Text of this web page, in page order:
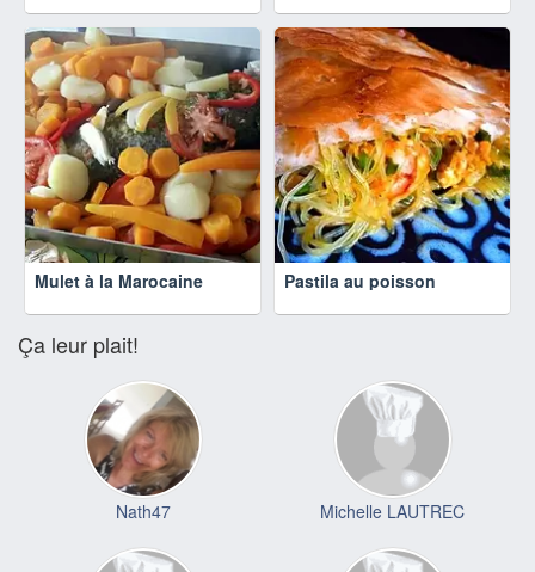
Mulet à la Marocaine Pastila au poisson
Ça leur plait!
Nath47 Michelle LAUTREC